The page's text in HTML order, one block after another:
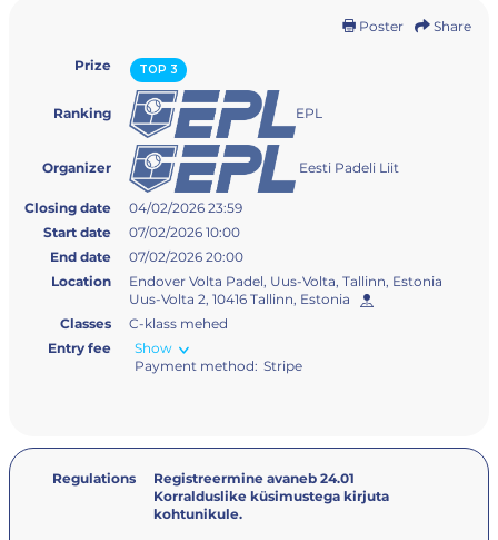
Poster Share
Prize TOP 3
Ranking EPL
Organizer Eesti Padeli Liit
Closing date
04/02/2026 23:59
Start date
07/02/2026 10:00
End date
07/02/2026 20:00
Location
Endover Volta Padel, Uus-Volta, Tallinn, Estonia
Uus-Volta 2, 10416 Tallinn, Estonia
Classes
C-klass mehed
Entry fee
Show
Payment method: Stripe
Regulations
Registreermine avaneb 24.01
Korralduslike küsimustega kirjuta
kohtunikule.